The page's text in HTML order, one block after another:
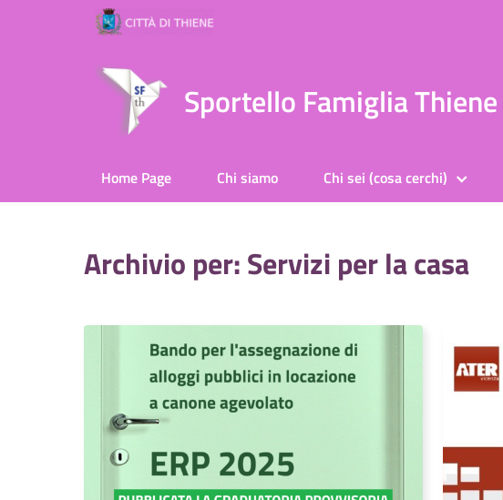
Sportello Famiglia Thiene
Home Page Chi siamo Chi sei (cosa cerchi)
Archivio per: Servizi per la casa